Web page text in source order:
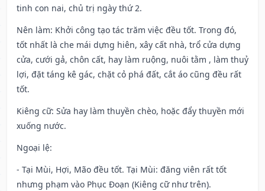
tinh con nai, chủ trị ngày thứ 2.
Nên làm: Khởi công tạo tác trăm việc đều tốt. Trong đó,
tốt nhất là che mái dựng hiên, xây cất nhà, trổ cửa dựng
cửa, cưới gả, chôn cất, hay làm ruộng, nuôi tằm , làm thuỷ
lợi, đặt táng kê gác, chặt cỏ phá đất, cắt áo cũng đều rất
tốt.
Kiêng cữ: Sửa hay làm thuyền chèo, hoặc đẩy thuyền mới
xuống nước.
Ngoại lệ:
- Tại Mùi, Hợi, Mão đều tốt. Tại Mùi: đăng viên rất tốt
nhưng phạm vào Phục Đoạn (Kiêng cữ như trên).